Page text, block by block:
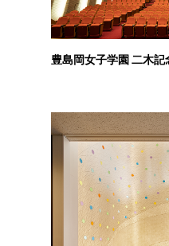
豊島岡女子学園 二木記